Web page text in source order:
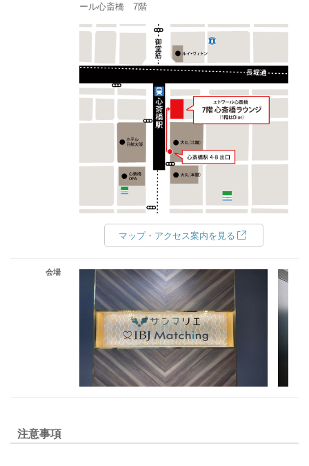
ール心斎橋 7階
マップ・アクセス案内を見る
会場
注意事項